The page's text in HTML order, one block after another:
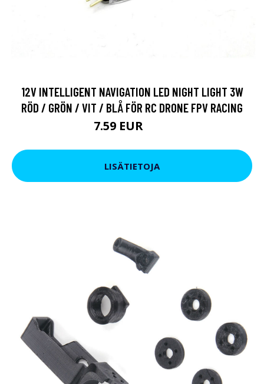
12V INTELLIGENT NAVIGATION LED NIGHT LIGHT 3W
RÖD / GRÖN / VIT / BLÅ FÖR RC DRONE FPV RACING
7.59 EUR
LISÄTIETOJA